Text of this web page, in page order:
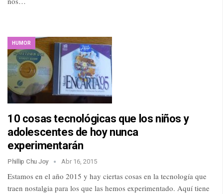
HUMOR
10 cosas tecnológicas que los niños y
adolescentes de hoy nunca
experimentarán
Phillip Chu Joy Abr 16, 2015
Estamos en el año 2015 y hay ciertas cosas en la tecnología que
traen nostalgia para los que las hemos experimentado. Aquí tiene